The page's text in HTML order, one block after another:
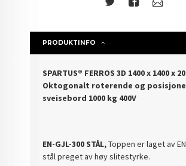
PRODUKTINFO
SPARTUS® FERROS 3D 1400 x 1400 x
Oktogonalt roterende og
sveisebord 1000 kg 400V
EN-GJL-300 STÅL,Toppen er laget av
stål preget av høy slitestyrke.